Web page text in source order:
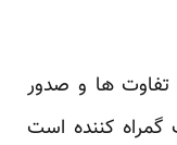
تفاوت ها و صدور
کننده است